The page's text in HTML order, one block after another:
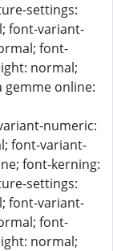
settings:
font-variant-
font-
normal;
gemme online:
numeric:
font-variant-
font-kerning:
settings:
font-variant-
font-
normal;